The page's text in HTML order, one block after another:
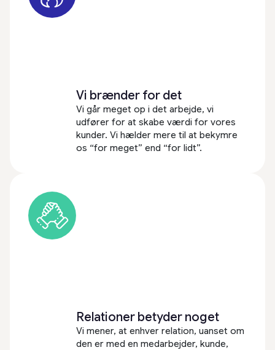
Vi brænder for det
Vi går meget op i det arbejde, vi
udfører for at skabe værdi for vores
kunder. Vi hælder mere til at bekymre
os “for meget” end “for lidt”.
Relationer betyder noget
Vi mener, at enhver relation, uanset om
den er med en medarbejder, kunde,